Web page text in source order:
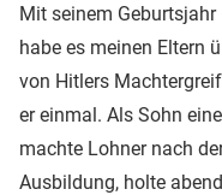
Mit seinem Geburtsjahr
habe es meinen Eltern
von Hitlers
er einmal. Als Sohn
machte Lohner nach
Ausbildung, holte